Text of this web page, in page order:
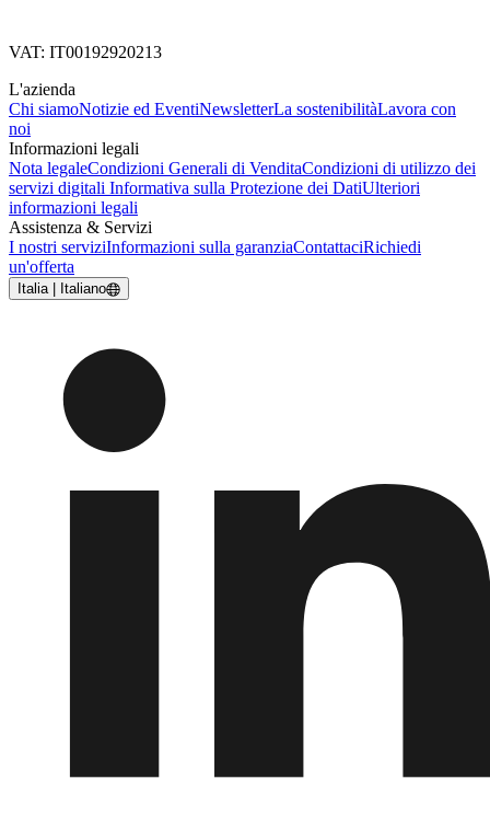
VAT: IT00192920213
L'azienda
Chi siamoNotizie ed EventiNewsletterLa sostenibilitàLavora con
noi
Informazioni legali
Nota legaleCondizioni Generali di VenditaCondizioni di utilizzo dei
servizi digitali Informativa sulla Protezione dei DatiUlteriori
informazioni legali
Assistenza & Servizi
I nostri serviziInformazioni sulla garanziaContattaciRichiedi
un'offerta
Italia | Italiano